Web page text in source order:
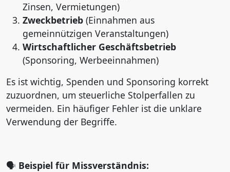
Zinsen, Vermietungen)
Zweckbetrieb (Einnahmen aus
gemeinnützigen Veranstaltungen)
Wirtschaftlicher Geschäftsbetrieb
(Sponsoring, Werbeeinnahmen)
Es ist wichtig, Spenden und Sponsoring korrekt
zuzuordnen, um steuerliche Stolperfallen zu
vermeiden. Ein häufiger Fehler ist die unklare
Verwendung der Begriffe.
🗣 Beispiel für Missverständnis: